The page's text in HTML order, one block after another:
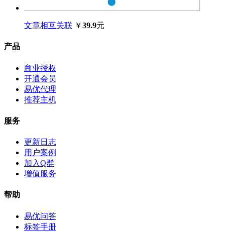
文章相互关联 ￥39.9元
产品
商业授权
开通会员
易优代理
推荐主机
服务
更新日志
用户案例
加入Q群
增值服务
帮助
易优问答
标签手册